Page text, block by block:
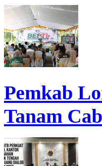
Pemkab
Tanam